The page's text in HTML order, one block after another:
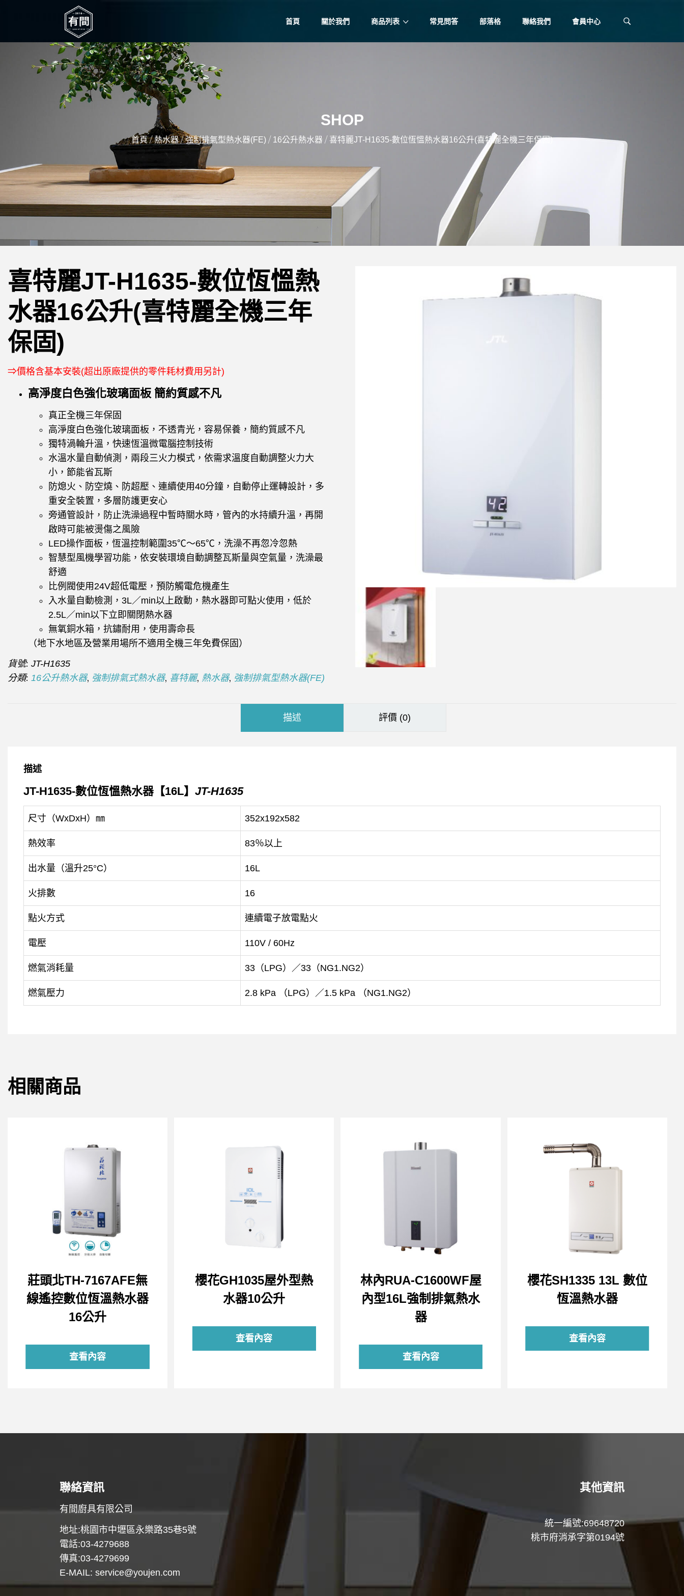
首頁 關於我們 商品列表 常見問答 部落格 聯絡我們 會員中心
SHOP
首頁/熱水器/強制排氣型熱水器(FE) / 16公升熱水器 / 喜特麗JT-H1635-數位恆慍熱水器16公升(喜特麗全機三年保固)
喜特麗JT-H1635-數位恆慍熱
水器16公升(喜特麗全機三年
保固)
⇒價格含基本安裝(超出原廠提供的零件耗材費用另計)
高淨度白色強化玻璃面板 簡約質感不凡
真正全機三年保固
高淨度白色強化玻璃面板，不透青光，容易保養，簡約質感不凡
獨特渦輪升溫，快速恆溫微電腦控制技術
水溫水量自動偵測，兩段三火力模式，依需求溫度自動調整火力大
小，節能省瓦斯
防熄火、防空燒、防超壓、連續使用40分鐘，自動停止運轉設計，多
重安全裝置，多層防護更安心
旁通管設計，防止洗澡過程中暫時關水時，管內的水持續升溫，再開
啟時可能被燙傷之風險
LED操作面板，恆溫控制範圍35℃～65℃，洗澡不再忽冷忽熱
智慧型風機學習功能，依安裝環境自動調整瓦斯量與空氣量，洗澡最
舒適
比例閥使用24V超低電壓，預防觸電危機產生
入水量自動檢測，3L／min以上啟動，熱水器即可點火使用，低於
2.5L／min以下立即關閉熱水器
無氧銅水箱，抗鏽耐用，使用壽命長
（地下水地區及營業用場所不適用全機三年免費保固）
貨號: JT-H1635
分類: 16公升熱水器, 強制排氣式熱水器, 喜特麗, 熱水器, 強制排氣型熱水器(FE)
描述 評價 (0)
描述
JT-H1635-數位恆慍熱水器【16L】 JT-H1635
尺寸（WxDxH）㎜ 352x192x582
熱效率 83％以上
出水量（溫升25°C） 16L
火排數 16
點火方式 連續電子放電點火
電壓 110V / 60Hz
燃氣消耗量 33（LPG）／33（NG1.NG2）
燃氣壓力 2.8 kPa （LPG）／1.5 kPa （NG1.NG2）
相關商品
莊頭北TH-7167AFE無
線遙控數位恆溫熱水器
16公升
查看內容
櫻花GH1035屋外型熱
水器10公升
查看內容
林內RUA-C1600WF屋
內型16L強制排氣熱水
器
查看內容
櫻花SH1335 13L 數位
恆溫熱水器
查看內容
聯絡資訊
有間廚具有限公司
地址:桃園市中壢區永樂路35巷5號
電話:03-4279688
傳真:03-4279699
E-MAIL: service@youjen.com
其他資訊
統一編號:69648720
桃市府消承字第0194號